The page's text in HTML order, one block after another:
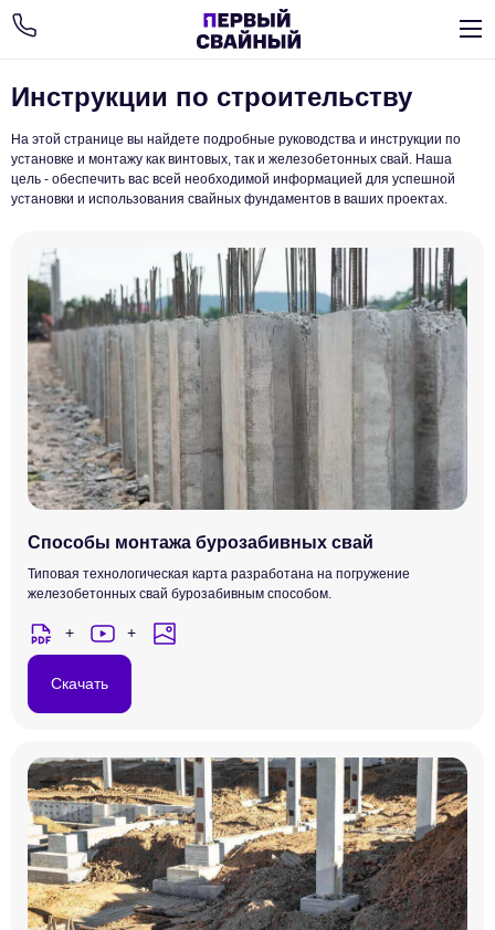
Инструкции по строительству
На этой странице вы найдете подробные руководства и инструкции по
установке и монтажу как винтовых, так и железобетонных свай. Наша
цель - обеспечить вас всей необходимой информацией для успешной
установки и использования свайных фундаментов в ваших проектах.
Способы монтажа бурозабивных свай
Типовая технологическая карта разработана на погружение
железобетонных свай бурозабивным способом.
Скачать